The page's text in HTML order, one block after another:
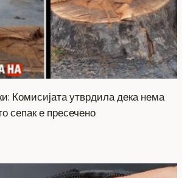
Комисијата утврдила дека нема
сепак е пресечено